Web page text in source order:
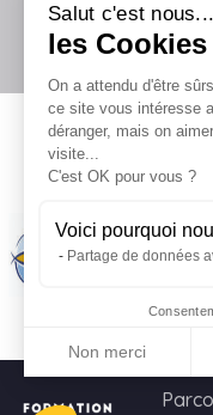
Salut c'est nous...
les Cookies
On a attendu d'être
ce site vous intéresse
déranger, mais on
visite...
C'est OK pour vous ?
Voici pourquoi
Partage de données
Non merci
Plateforme de